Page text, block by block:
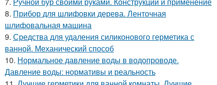
8. Прибор для шлифовки дерева. Ленточная
шлифовальная машина
9. Средства для удаления силиконового герметика с
ванной. Механический способ
10. Нормальное давление воды в водопроводе.
Давление воды: нормативы и реальность